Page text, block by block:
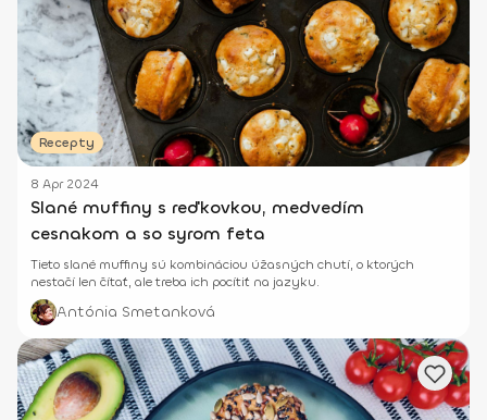
Recepty
8 Apr 2024
Slané muffiny s reďkovkou, medvedím
cesnakom a so syrom feta
Tieto slané muffiny sú kombináciou úžasných chutí, o ktorých
nestačí len čítať, ale treba ich pocítiť na jazyku.
Antónia Smetanková